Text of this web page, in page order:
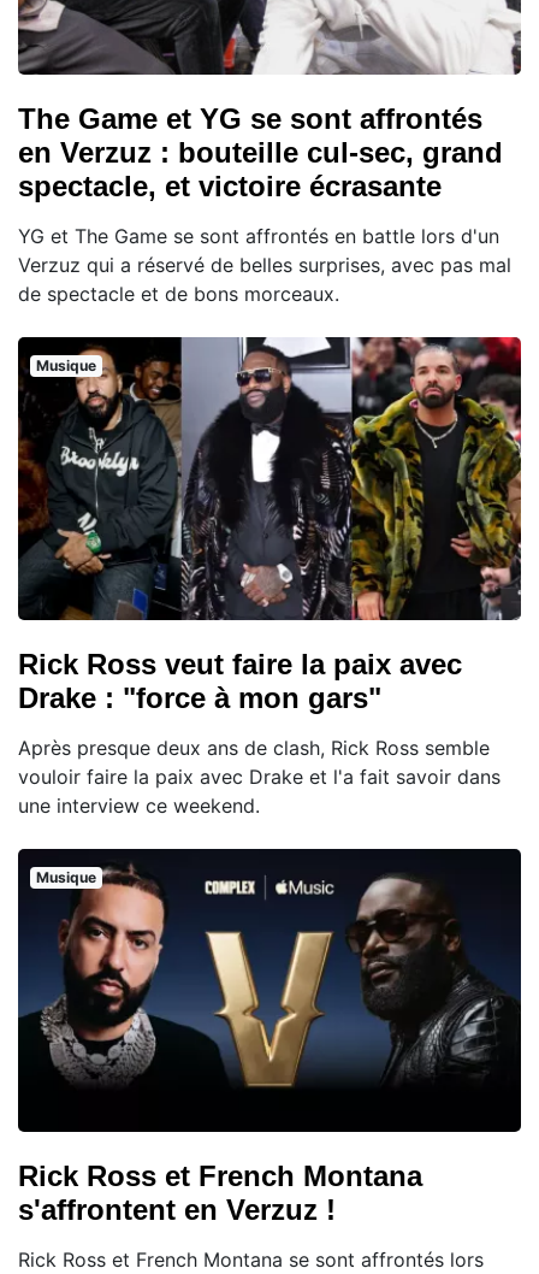
The Game et YG se sont affrontés
en Verzuz : bouteille cul-sec, grand
spectacle, et victoire écrasante
YG et The Game se sont affrontés en battle lors d'un
Verzuz qui a réservé de belles surprises, avec pas mal
de spectacle et de bons morceaux.
Musique
Rick Ross veut faire la paix avec
Drake : "force à mon gars"
Après presque deux ans de clash, Rick Ross semble
vouloir faire la paix avec Drake et l'a fait savoir dans
une interview ce weekend.
Musique
Rick Ross et French Montana
s'affrontent en Verzuz !
Rick Ross et French Montana se sont affrontés lors